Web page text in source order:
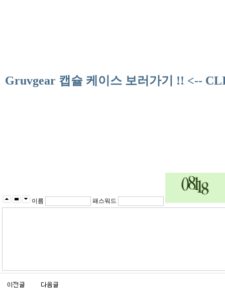
Gruvgear 캡슐 케이스 보러가기 !! <--
이름 패스워드